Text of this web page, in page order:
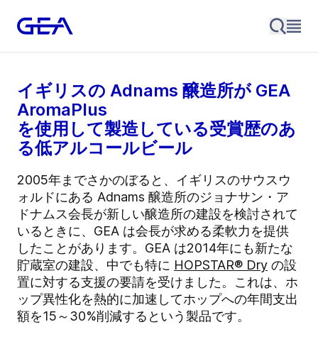
イギリスの Adnams 醸造所が GEA
AromaPlus
を使用して製造している受賞歴のあ
る低アルコールビール
2005年までさかのぼると、イギリスのサウスウ
ォルドにある Adnams 醸造所のジョナサン・ア
ドナムス会長が新しい醸造所の建設を検討されて
いるときに、GEA は会長が求める柔軟力を提供
したことがあります。GEA は2014年にも新たな
貯蔵室の建設、中でも特に HOPSTAR® Dry の設
置に対する支援の要請を受けました。これは、ホ
ップ異性化を熱的に加速してホップへの年間支出
額を15～30%削減するという製品です。